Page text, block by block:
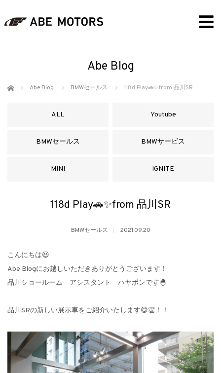
Abe Blog
ホーム Abe Blog BMWセールス 118d Play🚗✨from 品川SR
ALL Youtube
BMWセールス BMWサービス
MINI IGNITE
118d Play🚗✨from 品川SR
BMWセールス 2021.09.20
こんにちは😆
Abe Blogにお越しいただきありがとうございます！
品川ショールーム アシスタント ハヤポンです🐣
品川SRの新しい展示車をご紹介いたします😋👏！！